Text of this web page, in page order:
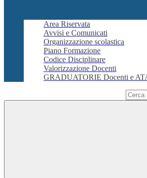
Area Riservata
Avvisi e Comunicati
Organizzazione scolastica
Piano Formazione
Codice Disciplinare
Valorizzazione Docenti
GRADUATORIE Docenti e